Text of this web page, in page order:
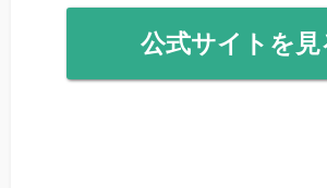
公式サイトを見